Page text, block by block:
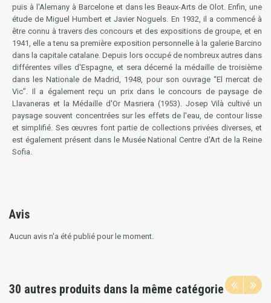
puis à l'Alemany à Barcelone et dans les Beaux-Arts de Olot. Enfin, une
étude de Miguel Humbert et Javier Noguels. En 1932, il a commencé à
être connu à travers des concours et des expositions de groupe, et en
1941, elle a tenu sa première exposition personnelle à la galerie Barcino
dans la capitale catalane. Depuis lors occupé de nombreux autres dans
différentes villes d'Espagne, et sera décerné la médaille de troisième
dans les Nationale de Madrid, 1948, pour son ouvrage “El mercat de
Vic”. Il a également reçu un prix dans le concours de paysage de
Llavaneras et la Médaille d'Or Masriera (1953). Josep Vilà cultivé un
paysage souvent concentrées sur les effets de l'eau, de contour lisse
et simplifié. Ses œuvres font partie de collections privées diverses, et
est également présent dans le Musée National Centre d'Art de la Reine
Sofia.
Avis
Aucun avis n'a été publié pour le moment.
30 autres produits dans la même catégorie